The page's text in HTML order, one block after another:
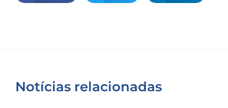
Notícias relacionadas